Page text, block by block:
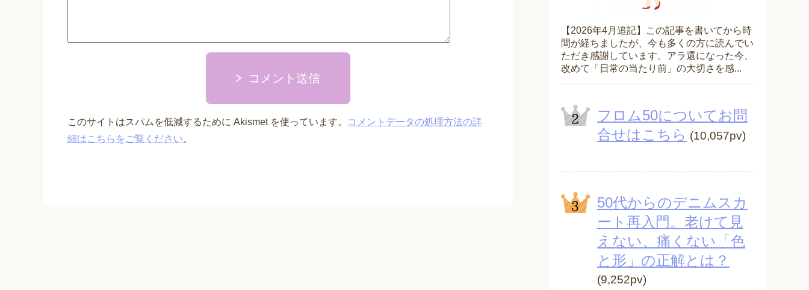
コメント送信
このサイトはスパムを低減するために Akismet を使っています。
コメントデータの処理方法の詳
細はこちらをご覧ください。
【2026年4月追記】この記事を書いてから時
間が経ちましたが、今も多くの方に読んでい
ただき感謝しています。アラ還になった今、
改めて「日常の当たり前」の大切さを感...
フロム50についてお問
合せはこちら (10,057pv)
50代からのデニムスカ
ート再入門。老けて見
えない、痛くない「色
と形」の正解とは？
(9,252pv)